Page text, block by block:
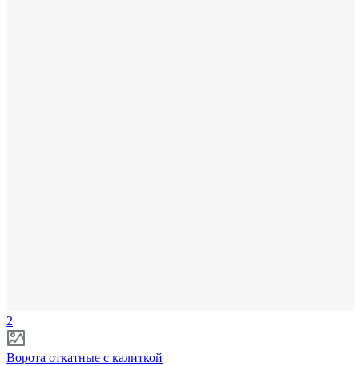
2
Ворота откатные с калиткой